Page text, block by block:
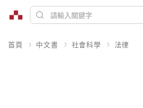
首頁 中文書 社會科學 法律